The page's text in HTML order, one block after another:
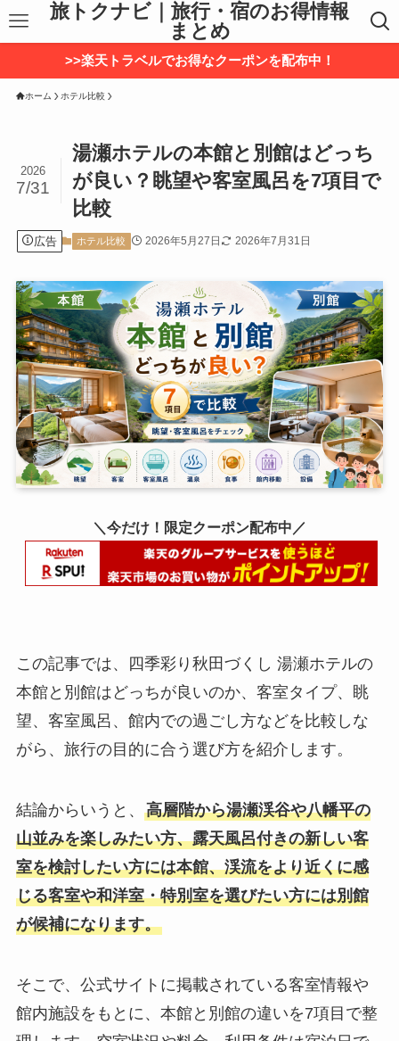
旅トクナビ｜旅行・宿のお得情報
まとめ
>>楽天トラベルでお得なクーポンを配布中！
ホーム ホテル比較
湯瀬ホテルの本館と別館はどっち
が良い？眺望や客室風呂を7項目で
比較
2026
7/31
広告 ホテル比較 2026年5月27日 2026年7月31日
＼今だけ！限定クーポン配布中／
この記事では、四季彩り秋田づくし 湯瀬ホテルの
本館と別館はどっちが良いのか、客室タイプ、眺
望、客室風呂、館内での過ごし方などを比較しな
がら、旅行の目的に合う選び方を紹介します。
結論からいうと、 高層階から湯瀬渓谷や八幡平の
山並みを楽しみたい方、露天風呂付きの新しい客
室を検討したい方には本館、渓流をより近くに感
じる客室や和洋室・特別室を選びたい方には別館
が候補になります。
そこで、公式サイトに掲載されている客室情報や
館内施設をもとに、本館と別館の違いを7項目で整